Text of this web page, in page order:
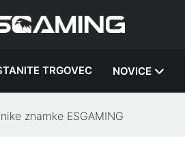
TRGOVEC NOVICE
znamke ESGAMING